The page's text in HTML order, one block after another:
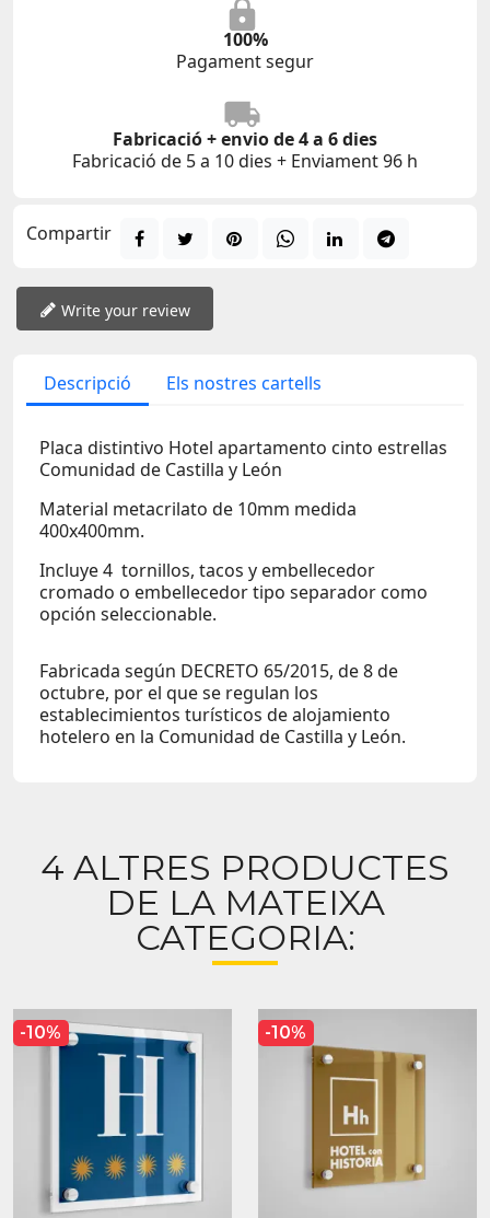
100%
Pagament segur
Fabricació + envio de 4 a 6 dies
Fabricació de 5 a 10 dies + Enviament 96 h
Compartir
Write your review
Descripció Els nostres cartells
Placa distintivo Hotel apartamento cinto estrellas
Comunidad de Castilla y León
Material metacrilato de 10mm medida
400x400mm.
Incluye 4 tornillos, tacos y embellecedor
cromado o embellecedor tipo separador como
opción seleccionable.
Fabricada según DECRETO 65/2015, de 8 de
octubre, por el que se regulan los
establecimientos turísticos de alojamiento
hotelero en la Comunidad de Castilla y León.
4 ALTRES PRODUCTES
DE LA MATEIXA
CATEGORIA:
-10% -10%